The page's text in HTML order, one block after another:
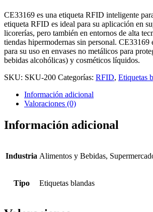
CE33169 es una etiqueta RFID inteligente
etiqueta RFID es ideal para su aplicación en
licorerías, pero también en entornos de alta
tiendas hipermodernas sin personal. CE33169
para su uso en envases no metálicos para
bebidas alcohólicas) y cosméticos líquidos.
SKU: SKU-200 Categorías: RFID, Etiquetas
Información adicional
Valoraciones (0)
Información adicional
Industria Alimentos y Bebidas,
Tipo Etiquetas blandas